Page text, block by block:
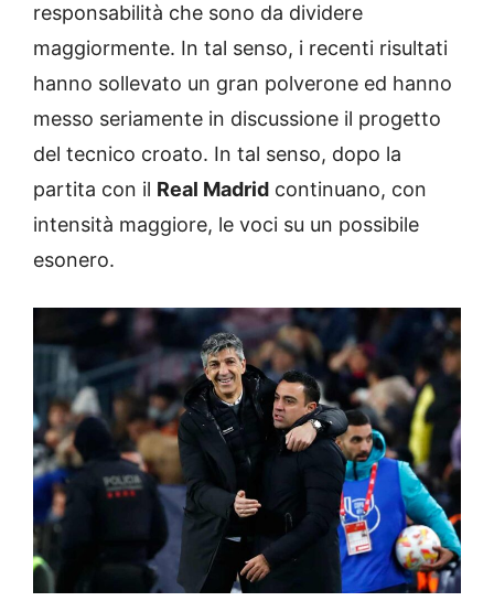
responsabilità che sono da dividere
maggiormente. In tal senso, i recenti risultati
hanno sollevato un gran polverone ed hanno
messo seriamente in discussione il progetto
del tecnico croato. In tal senso, dopo la
partita con il Real Madrid continuano, con
intensità maggiore, le voci su un possibile
esonero.